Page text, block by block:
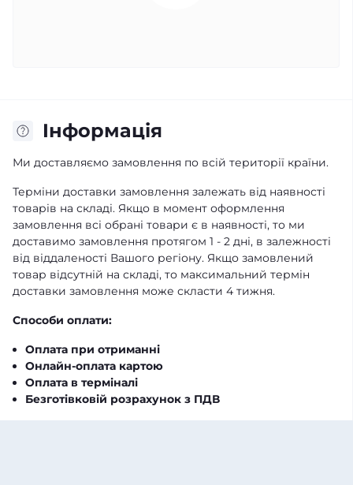
Iнформація
Ми доставляємо замовлення по всій території країни.
Терміни доставки замовлення залежать від наявності
товарів на складі. Якщо в момент оформлення
замовлення всі обрані товари є в наявності, то ми
доставимо замовлення протягом 1 - 2 дні, в залежності
від віддаленості Вашого регіону. Якщо замовлений
товар відсутній на складі, то максимальний термін
доставки замовлення може скласти 4 тижня.
Способи оплати:
Оплата при отриманні
Онлайн-оплата картою
Оплата в терміналі
Безготівковій розрахунок з ПДВ